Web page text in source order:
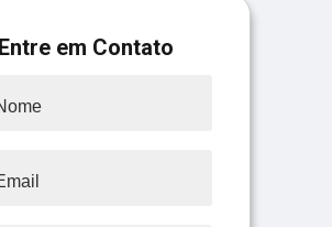
Entre em Contato